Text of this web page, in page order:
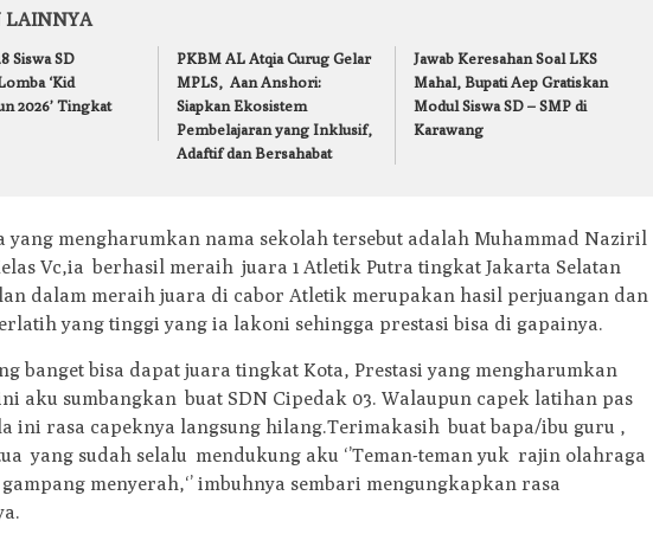
LAINNYA
Siswa SD
‘Kid
2026’ Tingkat
PKBM AL Atqia Curug Gelar
MPLS, Aan Anshori:
Siapkan Ekosistem
Pembelajaran yang Inklusif,
Adaftif dan Bersahabat
Jawab Keresahan Soal LKS
Mahal, Bupati Aep Gratiskan
Modul Siswa SD – SMP di
Karawang
yang mengharumkan nama sekolah tersebut adalah Muhammad Naziril
Vc,ia berhasil meraih juara 1 Atletik Putra tingkat Jakarta Selatan
dalam meraih juara di cabor Atletik merupakan hasil perjuangan dan
yang tinggi yang ia lakoni sehingga prestasi bisa di gapainya.
banget bisa dapat juara tingkat Kota, Prestasi yang mengharumkan
aku sumbangkan buat SDN Cipedak 03. Walaupun capek latihan pas
ini rasa capeknya langsung hilang.Terimakasih buat bapa/ibu guru ,
yang sudah selalu mendukung aku ‘’Teman-teman yuk rajin olahraga
menyerah,‘’ imbuhnya sembari mengungkapkan rasa